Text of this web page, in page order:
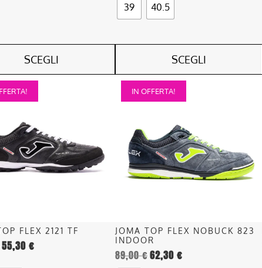
SCEGLI
39 40.5
SCEGLI
FLEX 2121 TF
55,30€
IN OFFERTA!
JOMA TOP FLEX NOBUCK 823
INDOOR
89,00€62,30€
Questo
prodotto
varianti.
opzioni
possono
pagina
del
prodotto